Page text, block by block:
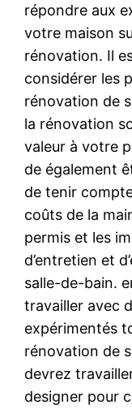
répondre aux
votre maison
rénovation. Il
considérer les
rénovation de
la rénovation
valeur à votre
de également
de tenir
coûts de la
permis et les
d’entretien et
salle-de-bain.
travailler avec
expérimentés
rénovation de
devrez
designer pour